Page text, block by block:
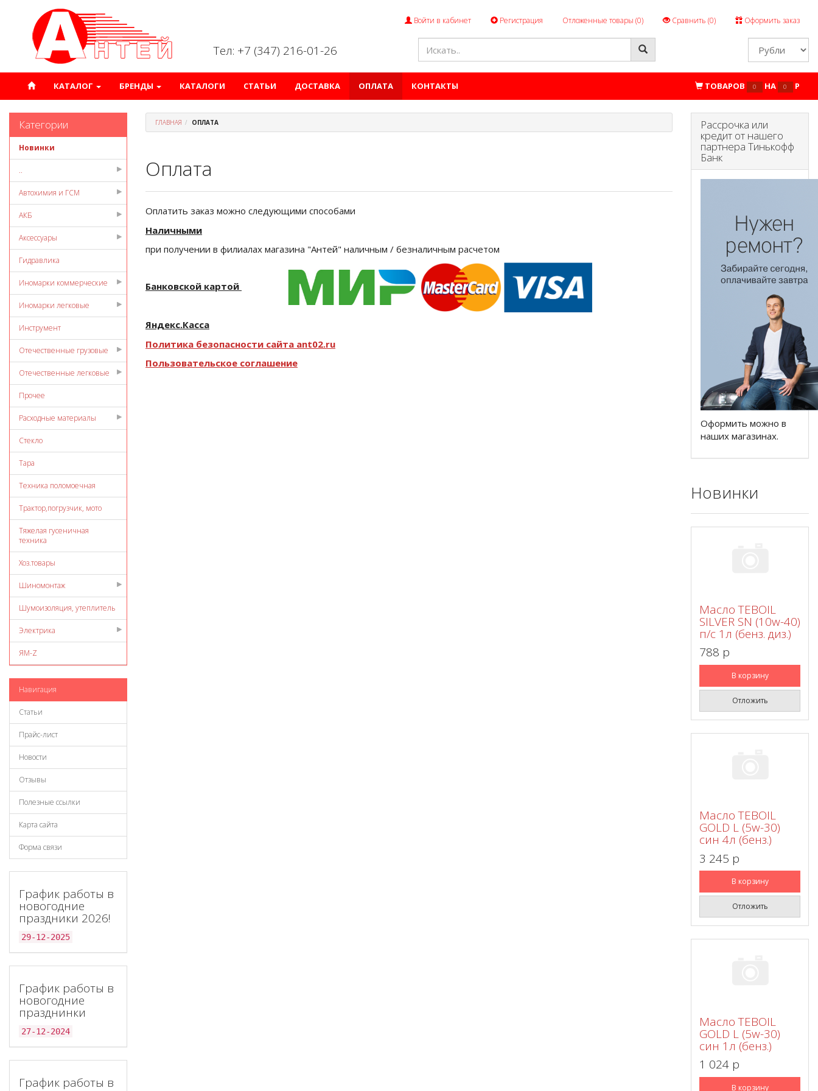
Войти в кабинет Регистрация Отложенные товары (0) Сравнить (0) Оформить заказ
Тел: +7 (347) 216-01-26
КАТАЛОГ БРЕНДЫ КАТАЛОГИ СТАТЬИ ДОСТАВКА ОПЛАТА КОНТАКТЫ ТОВАРОВ 0 НА 0 P
Категории
Новинки
..
Автохимия и ГСМ
АКБ
Аксессуары
Гидравлика
Иномарки коммерческие
Иномарки легковые
Инструмент
Отечественные грузовые
Отечественные легковые
Прочее
Расходные материалы
Стекло
Тара
Техника поломоечная
Трактор,погрузчик, мото
Тяжелая гусеничная
техника
Хоз.товары
Шиномонтаж
Шумоизоляция, утеплитель
Электрика
ЯМ-Z
Навигация
Статьи
Прайс-лист
Новости
Отзывы
Полезные ссылки
Карта сайта
Форма связи
График работы в
новогодние
праздники 2026!
29-12-2025
График работы в
новогодние
празднинки
27-12-2024
График работы в
ГЛАВНАЯ ОПЛАТА
Оплата
Оплатить заказ можно следующими способами
Наличными
при получении в филиалах магазина "Антей" наличным / безналичным расчетом
Банковской картой
Яндекс.Касса
Политика безопасности сайта ant02.ru
Пользовательское соглашение
Рассрочка или
кредит от нашего
партнера Тинькофф
Банк
Оформить можно в
наших магазинах.
Новинки
Масло TEBOIL
SILVER SN (10w-40)
п/с 1л (бенз. диз.)
788 p
В корзину
Отложить
Масло TEBOIL
GOLD L (5w-30)
син 4л (бенз.)
3 245 p
В корзину
Отложить
Масло TEBOIL
GOLD L (5w-30)
син 1л (бенз.)
1 024 p
В корзину